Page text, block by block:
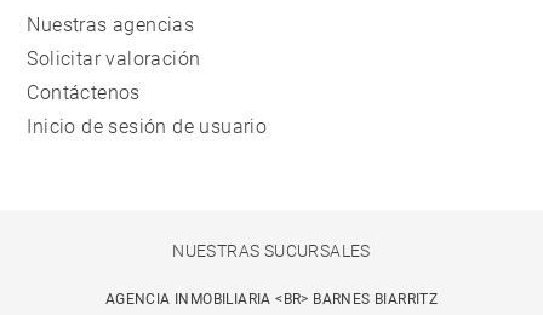
Nuestras agencias
Solicitar valoración
Contáctenos
Inicio de sesión de usuario
NUESTRAS SUCURSALES
AGENCIA INMOBILIARIA <BR> BARNES BIARRITZ